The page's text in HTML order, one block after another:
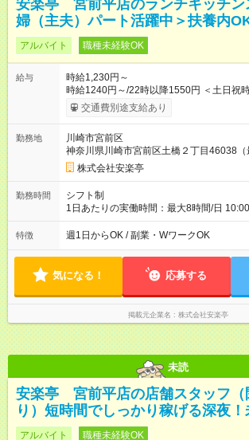
安楽亭 宮前平店のランチキッチン
婦（主夫）パート活躍中＞扶養内
アルバイト 職種未経験OK
給与
時給1,230円～
時給1240円～/22時以降1550円 ＜土日祝時給+50円＞ ※高校生
時給1230円 【試用期間】試用期間あり 試用期間の長さ：12ヶ
月 雇用形態、給与は本採用時と同じです
交通費別途支給あり
勤務地
川崎市宮前区
神奈川県川崎市宮前区土橋２丁目46038（
株式会社安楽亭
勤務時間
シフト制
1日あたりの実働時間：最大8時間/日
日3時間～OK！】 ＊レギュラー勤務ももちろ
ものお迎えまでの時間」 「ランチタイム
談可能◎
特徴 週1日からOK / 副業・WワークOK
気になる！ 応募する
掲載元企業名 株式会社安楽亭
未読
安楽亭 宮前平店の店舗スタッフ（
り）短時間でしっかり稼げる深夜
アルバイト 職種未経験OK